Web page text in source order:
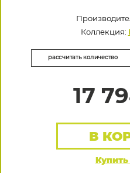
Коллекция:
рассчитать количество
17
Купить
В